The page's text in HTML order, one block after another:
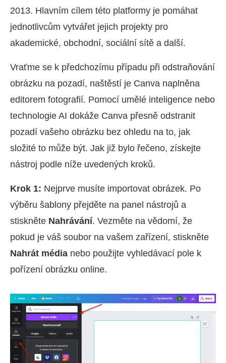
2013. Hlavním cílem této platformy je pomáhat
jednotlivcům vytvářet jejich projekty pro
akademické, obchodní, sociální sítě a další.
Vraťme se k předchozímu případu při odstraňování
obrázku na pozadí, naštěstí je Canva naplněna
editorem fotografií. Pomocí umělé inteligence nebo
technologie AI dokáže Canva přesně odstranit
pozadí vašeho obrázku bez ohledu na to, jak
složité to může být. Jak již bylo řečeno, získejte
nástroj podle níže uvedených kroků.
Krok 1: Nejprve musíte importovat obrázek. Po
výběru šablony přejděte na panel nástrojů a
stiskněte Nahrávání. Vezměte na vědomí, že
pokud je váš soubor na vašem zařízení, stiskněte
Nahrát média nebo použijte vyhledávací pole k
pořízení obrázku online.